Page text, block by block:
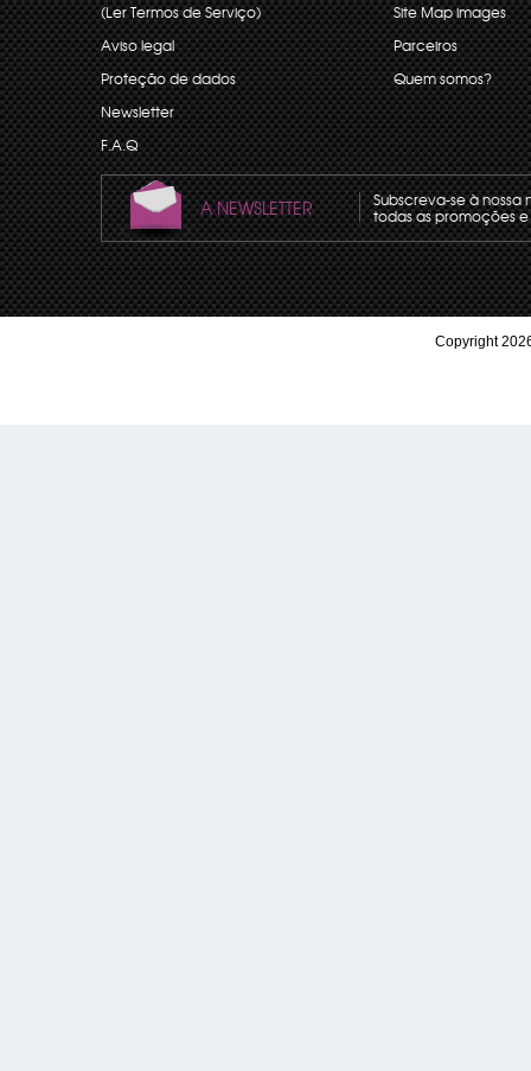
(Ler Termos de Serviço)
Aviso legal
Proteção de dados
Newsletter
F.A.Q
Site Map images
Parceiros
Quem somos?
A NEWSLETTER Subscreva-se à
todas as promoções
Copyright